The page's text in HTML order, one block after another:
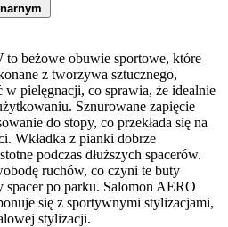
beżowe obuwie sportowe, które
z tworzywa sztucznego,
w pielęgnacji, co sprawia, że idealnie
Sznurowane zapięcie
do stopy, co przekłada się na
Wkładka z pianki dobrze
podczas dłuższych spacerów.
ruchów, co czyni te buty
po parku. Salomon AERO
się z sportywnymi stylizacjami,
stylizacji.